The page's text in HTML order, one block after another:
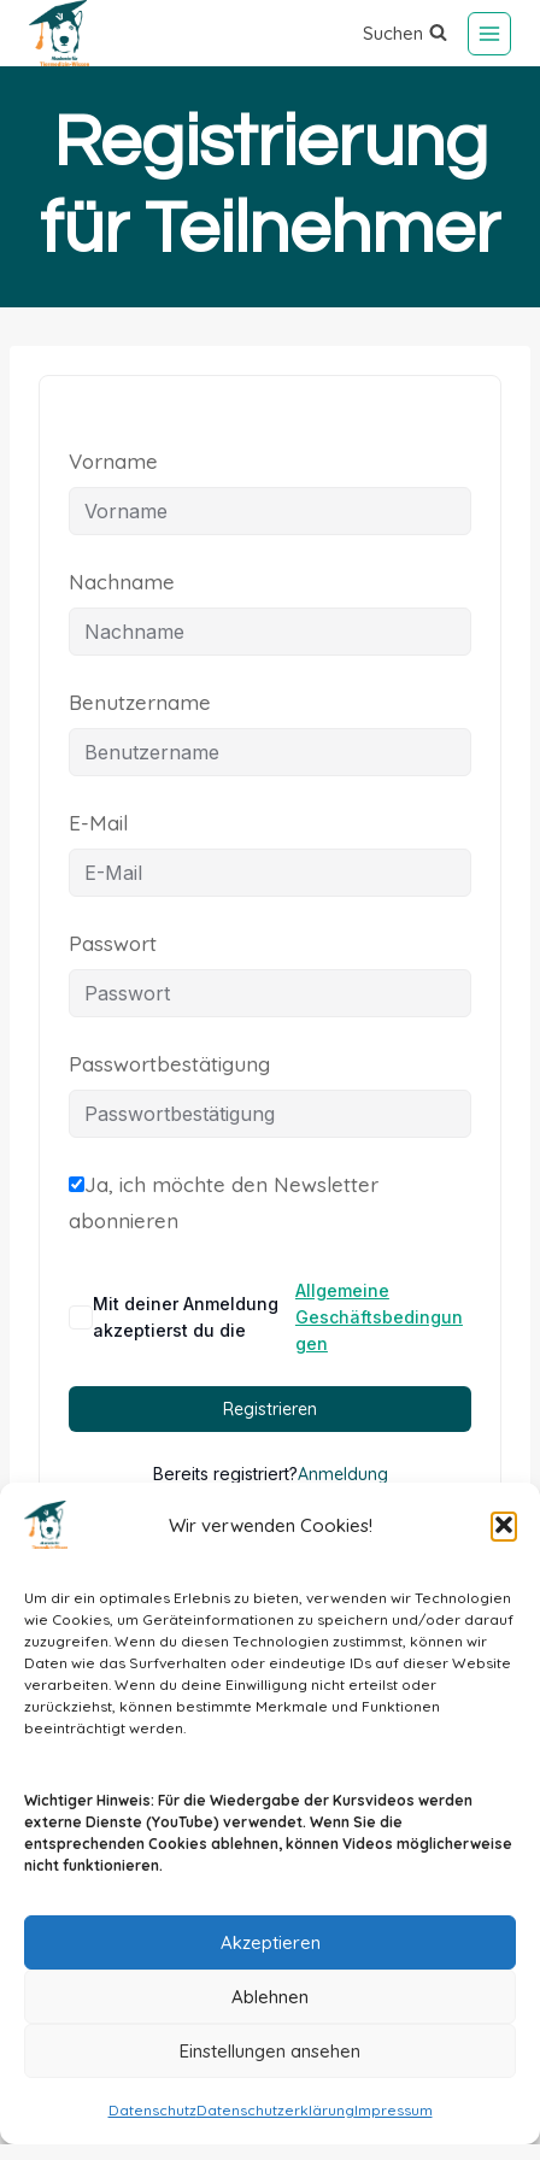
Wir verwenden Cookies!
Um dir ein optimales Erlebnis zu bieten, verwenden wir Technologien
wie Cookies, um Geräteinformationen zu speichern und/oder darauf
zuzugreifen. Wenn du diesen Technologien zustimmst, können wir
Daten wie das Surfverhalten oder eindeutige IDs auf dieser Website
verarbeiten. Wenn du deine Einwilligung nicht erteilst oder
zurückziehst, können bestimmte Merkmale und Funktionen
beeinträchtigt werden.
Wichtiger Hinweis: Für die Wiedergabe der Kursvideos werden
externe Dienste (YouTube) verwendet. Wenn Sie die
entsprechenden Cookies ablehnen, können Videos möglicherweise
nicht funktionieren.
Akzeptieren
Ablehnen
Einstellungen ansehen
DatenschutzDatenschutzerklärungImpressum
Suchen
Registrierung
für Teilnehmer
Vorname
Nachname
Benutzername
E-Mail
Passwort
Passwortbestätigung
Ja, ich möchte den Newsletter
abonnieren
r
v
e
:
Mit deiner Anmeldung
akzeptierst du die
Allgemeine
Geschäftsbedingun
gen
Registrieren
Bereits registriert?Anmeldung
info@tiermedizin-wissen.de
© 2024 By A2Z-Soft